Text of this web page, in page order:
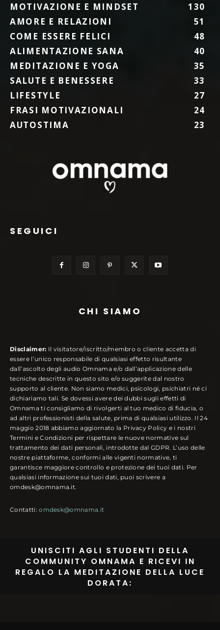
MOTIVAZIONE E MINDSET
130
AMORE E RELAZIONI
51
COME ESSERE FELICI
48
ALIMENTAZIONE SANA
40
MEDITAZIONE E YOGA
35
SALUTE E BENESSERE
33
LIFESTYLE
27
FRASI MOTIVAZIONALI
24
AUTOSTIMA
23
SEGUICI
CHI SIAMO
Disclaimer: Il visitatore/iscritto/membro o cliente accetta di
essere l’unico responsabile di qualsiasi effetto risultante
dall’ascolto degli audio Omnama e/o dall’applicazione delle
tecniche descritte in questo sito e/o suggerite dal nostro
supporto al cliente. Non siamo medici, psicologi, psichiatri né ci
dichiariamo tali. Se dovessi avere dei dubbi sugli effetti di
Omnama ti consigliamo di rivolgerti al tuo medico di fiducia, o
ad altri professionisti della salute, prima di qualsiasi utilizzo. Il 24
maggio 2018 abbiamo aggiornato la Privacy Policy e i nostri
Termini e Condizioni per rispettare le nuove normative sul
trattamento dei dati personali, introdotte dal GDPR. L’uso delle
nostre piattaforme, conformi alle vigenti normative, ti
garantisce maggiore controllo e protezione dei tuoi dati. Per
qualsiasi informazione sui tuoi dati, puoi scrivere a
omdesk@omnama.it.
Contatti:omdesk@omnama.it
UNISCITI AGLI STUDENTI DELLA
COMMUNITY OMNAMA E RICEVI IN
REGALO LA MEDITAZIONE DELLA LUCE
DORATA: